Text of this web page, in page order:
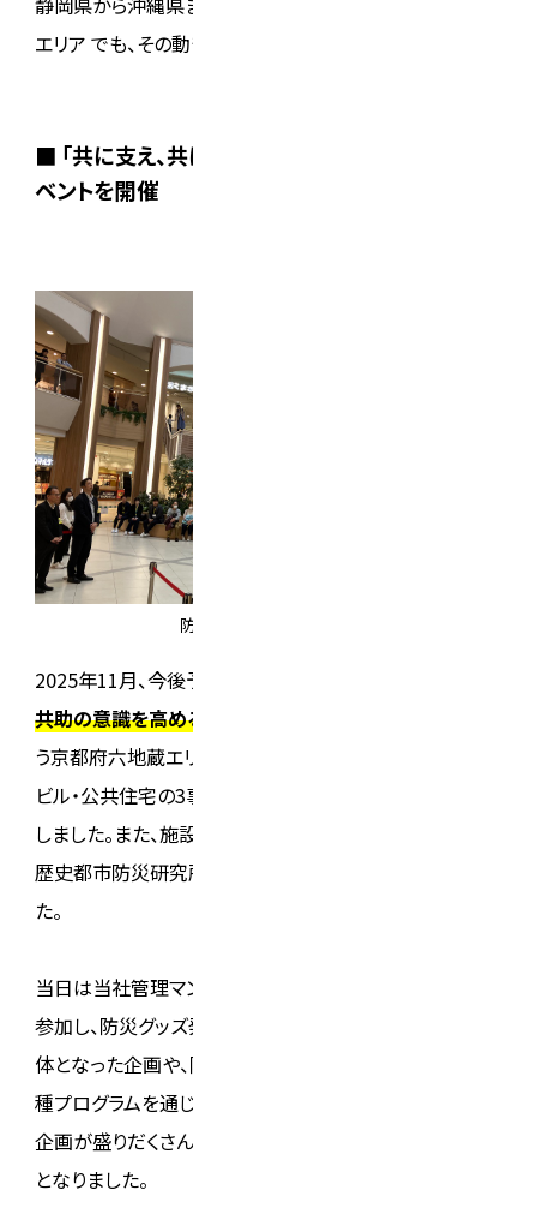
エリア でも、その動きはますます盛んになっています。
■ 「共に支え、共に助け合うまちづくり」地域防災イ
ベントを開催
防災グッズ発掘隊講評中
2025年11月、今後予想される
共助の意識を高めることを目的
う京都府六地蔵エリアのMOMOテラスにて、マンション・
ビル・公共住宅の3事業が連携し地域防災イベントを開催
しました。また、施設運営管理会社をはじめ、立命館大学
歴史都市防災研究所の皆さまにもご協力いただきまし
た。
当日は当社管理マンション居住者をはじめ200名以上が
参加し、防災グッズ発掘隊（お買い物イベント）など会場一
体となった企画や、防災魚釣りやクイズラリーといった各
種プログラムを通じて、楽しみながら防災について学べる
企画が盛りだくさんで参加者の皆さまの笑顔あふれる1日
となりました。